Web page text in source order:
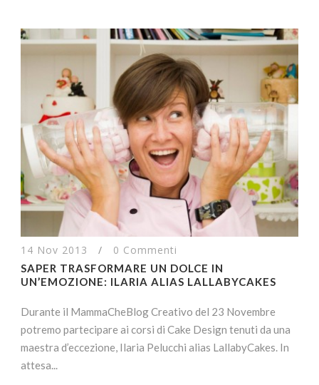
14 Nov 2013 / 0 Commenti
SAPER TRASFORMARE UN DOLCE IN
UN’EMOZIONE: ILARIA ALIAS LALLABYCAKES
Durante il MammaCheBlog Creativo del 23 Novembre
potremo partecipare ai corsi di Cake Design tenuti da una
maestra d’eccezione, Ilaria Pelucchi alias LallabyCakes. In
attesa...